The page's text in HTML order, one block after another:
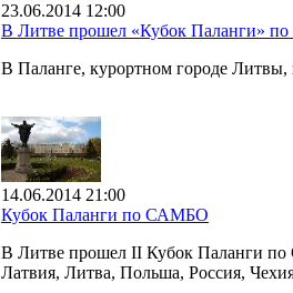
23.06.2014 12:00
В Литве прошел «Кубок Паланги»
В Паланге, курортном городе
14.06.2014 21:00
Кубок Паланги по САМБО
В Литве прошел II Кубок Паланги по
Латвия, Литва, Польша, Россия,